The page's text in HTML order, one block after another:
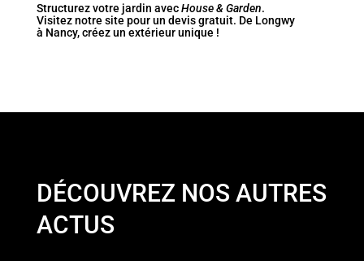
Structurez votre jardin avecHouse & Garden.
Visitez notre site pour un devis gratuit. De Longwy
à Nancy, créez un extérieur unique !
DÉCOUVREZ NOS AUTRES
ACTUS